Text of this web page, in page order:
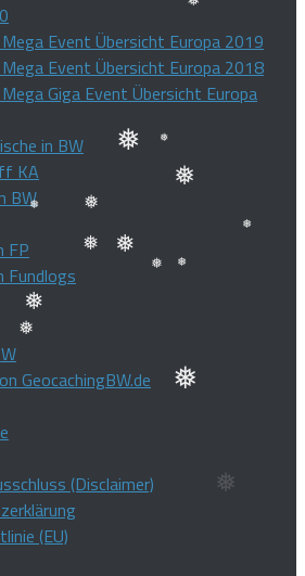
❅
❅
❅
❅
❅
Event Übersicht Europa 2019
Event Übersicht Europa 2018
Giga Event Übersicht Europa
in BW
KA
BW
FP
Fundlogs
GeocachingBW.de
(Disclaimer)
(EU)